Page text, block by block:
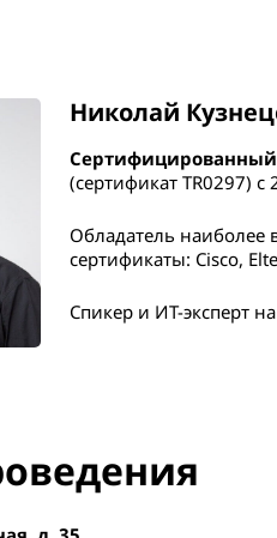
Николай
(сертификат TR0297) с
Обладатель наиболее
сертификаты: Cisco,
Спикер и ИТ-эксперт